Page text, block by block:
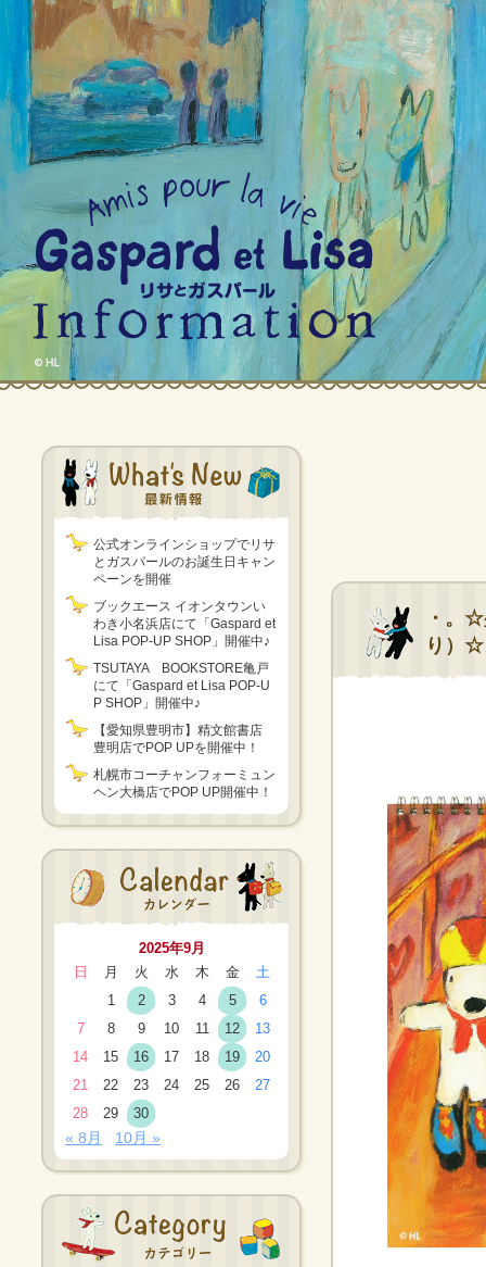
公式オンラインショップでリサ
とガスパールのお誕生日キャン
ペーンを開催
ブックエース イオンタウンい
わき小名浜店にて「Gaspard et
Lisa POP-UP SHOP」開催中♪
TSUTAYA BOOKSTORE亀戸
にて「Gaspard et Lisa POP-U
P SHOP」開催中♪
【愛知県豊明市】精文館書店
豊明店でPOP UPを開催中！
札幌市コーチャンフォーミュン
ヘン大橋店でPOP UP開催中！
2025年9月
日
月 火 水 木 金
土
1
2 3 4 5
6
7
8 9 10 11 12
13
14
15 16 17 18 19
20
21
22 23 24 25 26
27
28
29 30
« 8月 10月 »
・。
り）